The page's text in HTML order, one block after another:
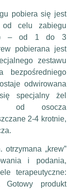
pobiera się jest
celu zabiegu
– od 1 do 3
pobierana jest
zestawu
odwirowana
specjalny żel
od osocza
2-4 krotnie,
„krew”
i podania,
terapeutyczne:
Gotowy produkt